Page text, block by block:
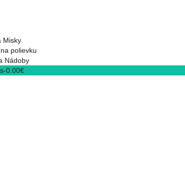
Misky
polievku
Nádoby
0.00€